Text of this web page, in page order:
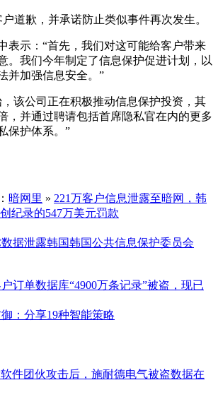
户道歉，并承诺防止类似事件再次发生。
表示：“首先，我们对这可能给客户带来
。我们今年制定了信息保护促进计划，以
并加强信息安全。”
该公司正在积极推动信息保护投资，其
，并通过聘请包括首席隐私官在内的更多
保护体系。”
暗网里 » 221万客户信息泄露至暗网，韩
纪录的547万美元罚款
数据泄露韩国韩国公共信息保护委员会
户订单数据库“4900万条记录”被盗，现已
：分享19种智能策略
件团伙攻击后，施耐德电气被盗数据在